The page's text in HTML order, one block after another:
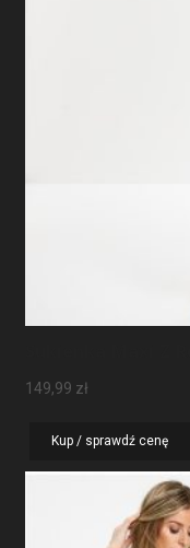
149,99 zł
Kup / sprawdź cenę